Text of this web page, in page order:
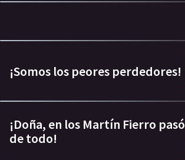
¡Somos los peores perdedores!
¡Doña, en los Martín Fierro pasó
de todo!